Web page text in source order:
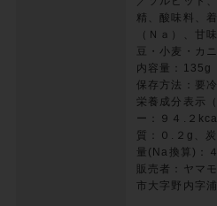
精、酸味料、
（Ｎａ）、甘
豆・小麦・カ
内容量：135g
保存方法：要
栄養成分表示
ー：９４.２
質：０.２g、
量(Na換算)：
販売者：ヤマ
市大字野内字